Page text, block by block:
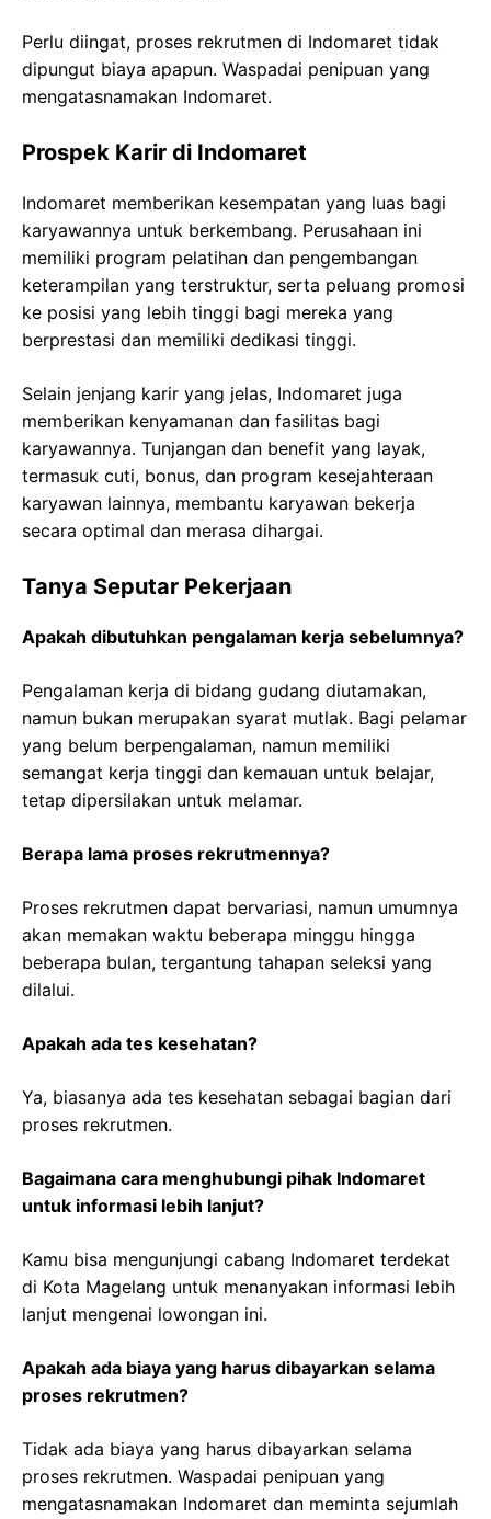
Perlu diingat, proses rekrutmen di Indomaret tidak
dipungut biaya apapun. Waspadai penipuan yang
mengatasnamakan Indomaret.
Prospek Karir di Indomaret
Indomaret memberikan kesempatan yang luas bagi
karyawannya untuk berkembang. Perusahaan ini
memiliki program pelatihan dan pengembangan
keterampilan yang terstruktur, serta peluang promosi
ke posisi yang lebih tinggi bagi mereka yang
berprestasi dan memiliki dedikasi tinggi.
Selain jenjang karir yang jelas, Indomaret juga
memberikan kenyamanan dan fasilitas bagi
karyawannya. Tunjangan dan benefit yang layak,
termasuk cuti, bonus, dan program kesejahteraan
karyawan lainnya, membantu karyawan bekerja
secara optimal dan merasa dihargai.
Tanya Seputar Pekerjaan
Apakah dibutuhkan pengalaman kerja sebelumnya?
Pengalaman kerja di bidang gudang diutamakan,
namun bukan merupakan syarat mutlak. Bagi pelamar
yang belum berpengalaman, namun memiliki
semangat kerja tinggi dan kemauan untuk belajar,
tetap dipersilakan untuk melamar.
Berapa lama proses rekrutmennya?
Proses rekrutmen dapat bervariasi, namun umumnya
akan memakan waktu beberapa minggu hingga
beberapa bulan, tergantung tahapan seleksi yang
dilalui.
Apakah ada tes kesehatan?
Ya, biasanya ada tes kesehatan sebagai bagian dari
proses rekrutmen.
Bagaimana cara menghubungi pihak Indomaret
untuk informasi lebih lanjut?
Kamu bisa mengunjungi cabang Indomaret terdekat
di Kota Magelang untuk menanyakan informasi lebih
lanjut mengenai lowongan ini.
Apakah ada biaya yang harus dibayarkan selama
proses rekrutmen?
Tidak ada biaya yang harus dibayarkan selama
proses rekrutmen. Waspadai penipuan yang
mengatasnamakan Indomaret dan meminta sejumlah